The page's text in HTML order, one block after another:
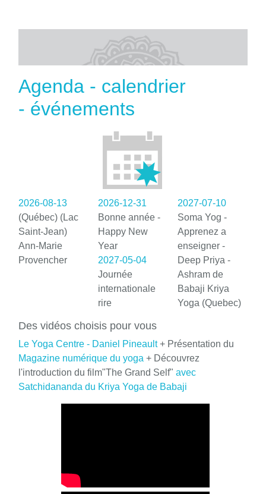
Agenda - calendrier
- événements
2026-08-13
(Québec) (Lac
Saint-Jean)
Ann-Marie
Provencher
2026-12-31
Bonne année -
Happy New
Year
2027-05-04
Journée
internationale
rire
2027-07-10
Soma Yog -
Apprenez a
enseigner -
Deep Priya -
Ashram de
Babaji Kriya
Yoga (Quebec)
Des vidéos choisis pour vous
Le Yoga Centre - Daniel Pineault+ Présentation du
Magazine numérique du yoga + Découvrez
l'introduction du film"The Grand Self" avec
Satchidananda du Kriya Yoga de Babaji